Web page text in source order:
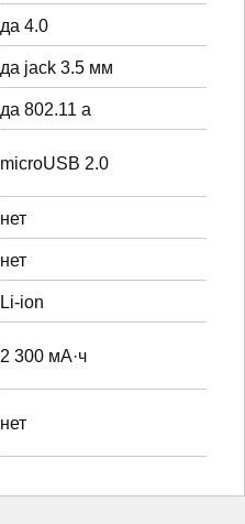
да 4.0
да jack 3.5 мм
да 802.11 a
microUSB 2.0
нет
нет
Li-ion
2 300 мА·ч
нет